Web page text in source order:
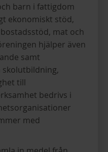
barn i fattigdom
ekonomiskt stöd,
mat och
hjälper även
samt
skolutbildning,
till
bedrivs i
med